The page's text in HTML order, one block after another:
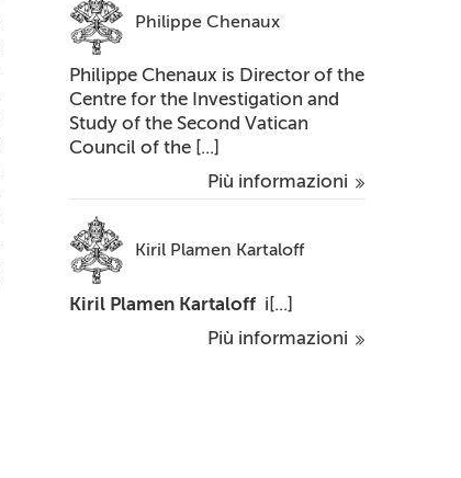
Philippe Chenaux
Philippe Chenaux is Director of the
Centre for the Investigation and
Study of the Second Vatican
Council of the [...]
Più informazioni
Kiril Plamen Kartaloff
Kiril Plamen Kartaloff i[...]
Più informazioni